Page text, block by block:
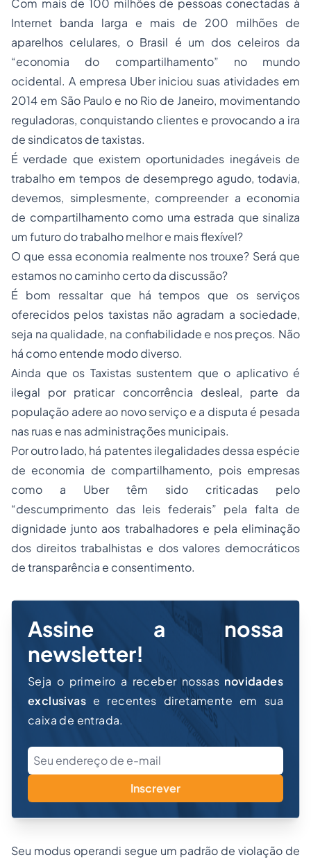
Com mais de 100 milhões de pessoas conectadas à
Internet banda larga e mais de 200 milhões de
aparelhos celulares, o Brasil é um dos celeiros da
“economia do compartilhamento” no mundo
ocidental. A empresa Uber iniciou suas atividades em
2014 em São Paulo e no Rio de Janeiro, movimentando
reguladoras, conquistando clientes e provocando a ira
de sindicatos de taxistas.
É verdade que existem oportunidades inegáveis de
trabalho em tempos de desemprego agudo, todavia,
devemos, simplesmente, compreender a economia
de compartilhamento como uma estrada que sinaliza
um futuro do trabalho melhor e mais flexível?
O que essa economia realmente nos trouxe? Será que
estamos no caminho certo da discussão?
É bom ressaltar que há tempos que os serviços
oferecidos pelos taxistas não agradam a sociedade,
seja na qualidade, na confiabilidade e nos preços. Não
há como entende modo diverso.
Ainda que os Taxistas sustentem que o aplicativo é
ilegal por praticar concorrência desleal, parte da
população adere ao novo serviço e a disputa é pesada
nas ruas e nas administrações municipais.
Por outro lado, há patentes ilegalidades dessa espécie
de economia de compartilhamento, pois empresas
como a Uber têm sido criticadas pelo
“descumprimento das leis federais” pela falta de
dignidade junto aos trabalhadores e pela eliminação
dos direitos trabalhistas e dos valores democráticos
de transparência e consentimento.
Assine a nossa
newsletter!
Seja o primeiro a receber nossas novidades
exclusivas e recentes diretamente em sua
caixa de entrada.
Inscrever
Seu modus operandi segue um padrão de violação de